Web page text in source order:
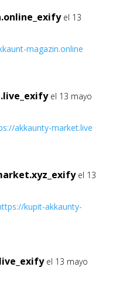
el 13
magazin.online
el 13 mayo
akkaunty-market.live
el 13
kupit-akkaunty-
el 13 mayo